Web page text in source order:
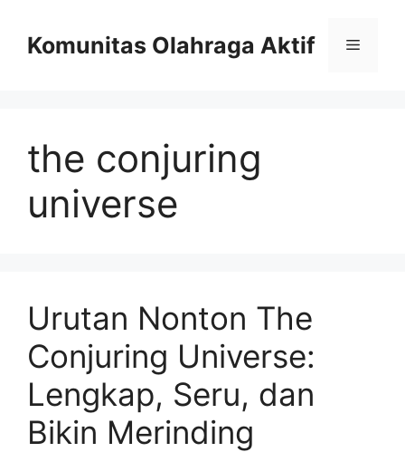
contentKomunitas Olahraga Aktif Menu
the conjuring
universe
Urutan Nonton The
Conjuring Universe:
Lengkap, Seru, dan
Bikin Merinding